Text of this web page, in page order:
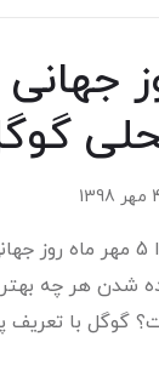
فردا 5 مهر ماه
شدن هر چه
گوگل با تعریف